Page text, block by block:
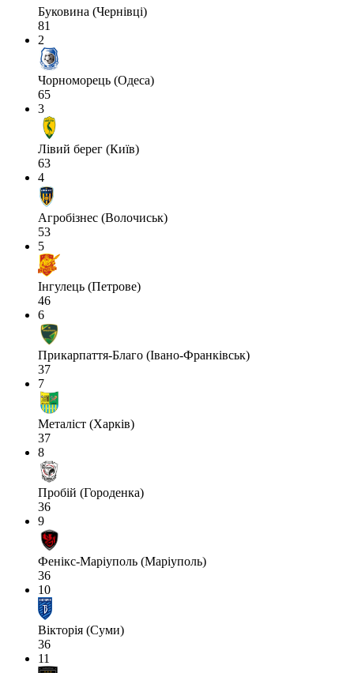
Буковина (Чернівці)
81
2
Чорноморець (Одеса)
65
3
Лівий берег (Київ)
63
4
Агробізнес (Волочиськ)
53
5
Інгулець (Петрове)
46
6
Прикарпаття-Благо (Івано-Франківськ)
37
7
Металіст (Харків)
37
8
Пробій (Городенка)
36
9
Фенікс-Маріуполь (Маріуполь)
36
10
Вікторія (Суми)
36
11